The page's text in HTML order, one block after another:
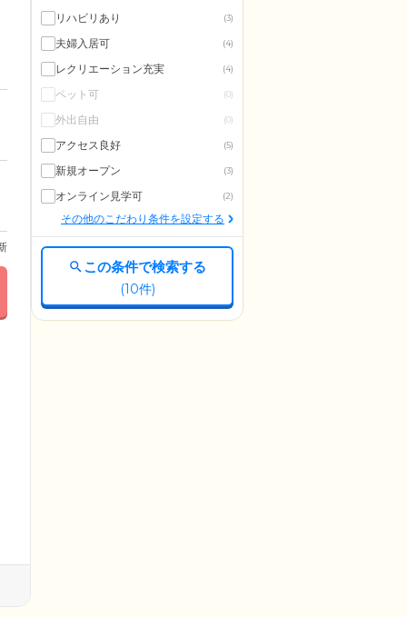
リハビリあり (3)
夫婦入居可 (4)
レクリエーション充実 (4)
ペット可 (0)
外出自由 (0)
アクセス良好 (5)
新規オープン (3)
オンライン見学可 (2)
その他のこだわり条件を設定する
この条件で検索する
(10件)